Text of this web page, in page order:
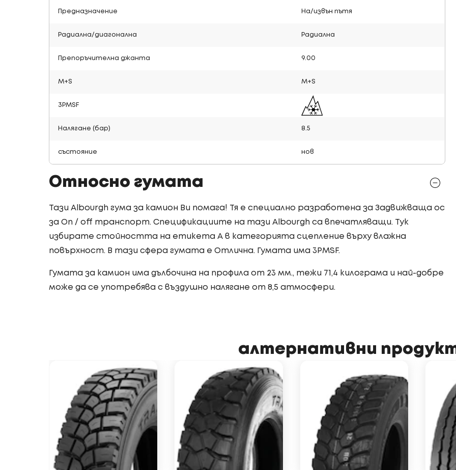
Предназначение На/извън пътя
Радиална/диагонална Радиална
Препоръчителна джанта 9.00
M+S M+S
3PMSF
Налягане (бар) 8.5
състояние нов
Относно гумата
Тази Albourgh гума за камион Ви помага! Тя е специално разработена за Задвижваща ос
за On / off транспорт. Спецификациите на тази Albourgh са впечатляващи. Тук
избирате стойността на етикета A в категорията сцепление върху влажна
повърхност. В тази сфера гумата е Отлична. Гумата има 3PMSF.
Гумата за камион има дълбочина на профила от 23 мм., тежи 71,4 килограма и най-добре
може да се употребява с въздушно налягане от 8,5 атмосфери.
алтернативни